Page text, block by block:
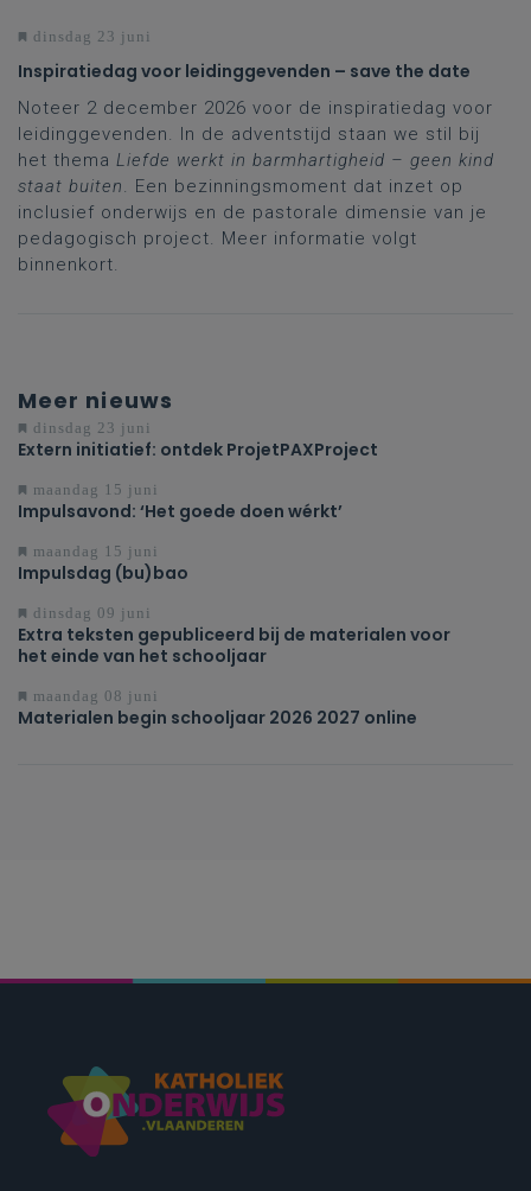
dinsdag 23 juni
Inspiratiedag voor leidinggevenden – save the date
Noteer 2 december 2026 voor de inspiratiedag voor
leidinggevenden. In de adventstijd staan we stil bij
het thema Liefde werkt in barmhartigheid – geen kind
staat buiten. Een bezinningsmoment dat inzet op
inclusief onderwijs en de pastorale dimensie van je
pedagogisch project. Meer informatie volgt
binnenkort.
Meer nieuws
dinsdag 23 juni
Extern initiatief: ontdek ProjetPAXProject
maandag 15 juni
Impulsavond: ‘Het goede doen wérkt’
maandag 15 juni
Impulsdag (bu)bao
dinsdag 09 juni
Extra teksten gepubliceerd bij de materialen voor
het einde van het schooljaar
maandag 08 juni
Materialen begin schooljaar 2026 2027 online